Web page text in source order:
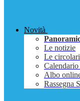
Novità
Le notizie
Le circolari
Calendario
Albo
Rassegna